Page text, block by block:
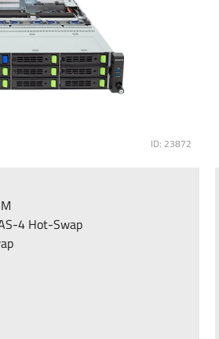
ID: 23872
4 Hot-Swap